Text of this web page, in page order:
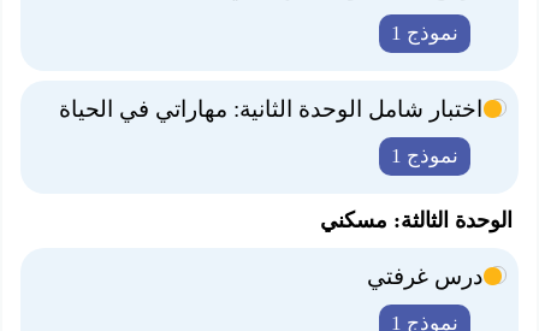
نموذج 1
اختبار شامل الوحدة الثانية: مهاراتي في الحياة
نموذج 1
الوحدة الثالثة: مسكني
درس غرفتي
نموذج 1